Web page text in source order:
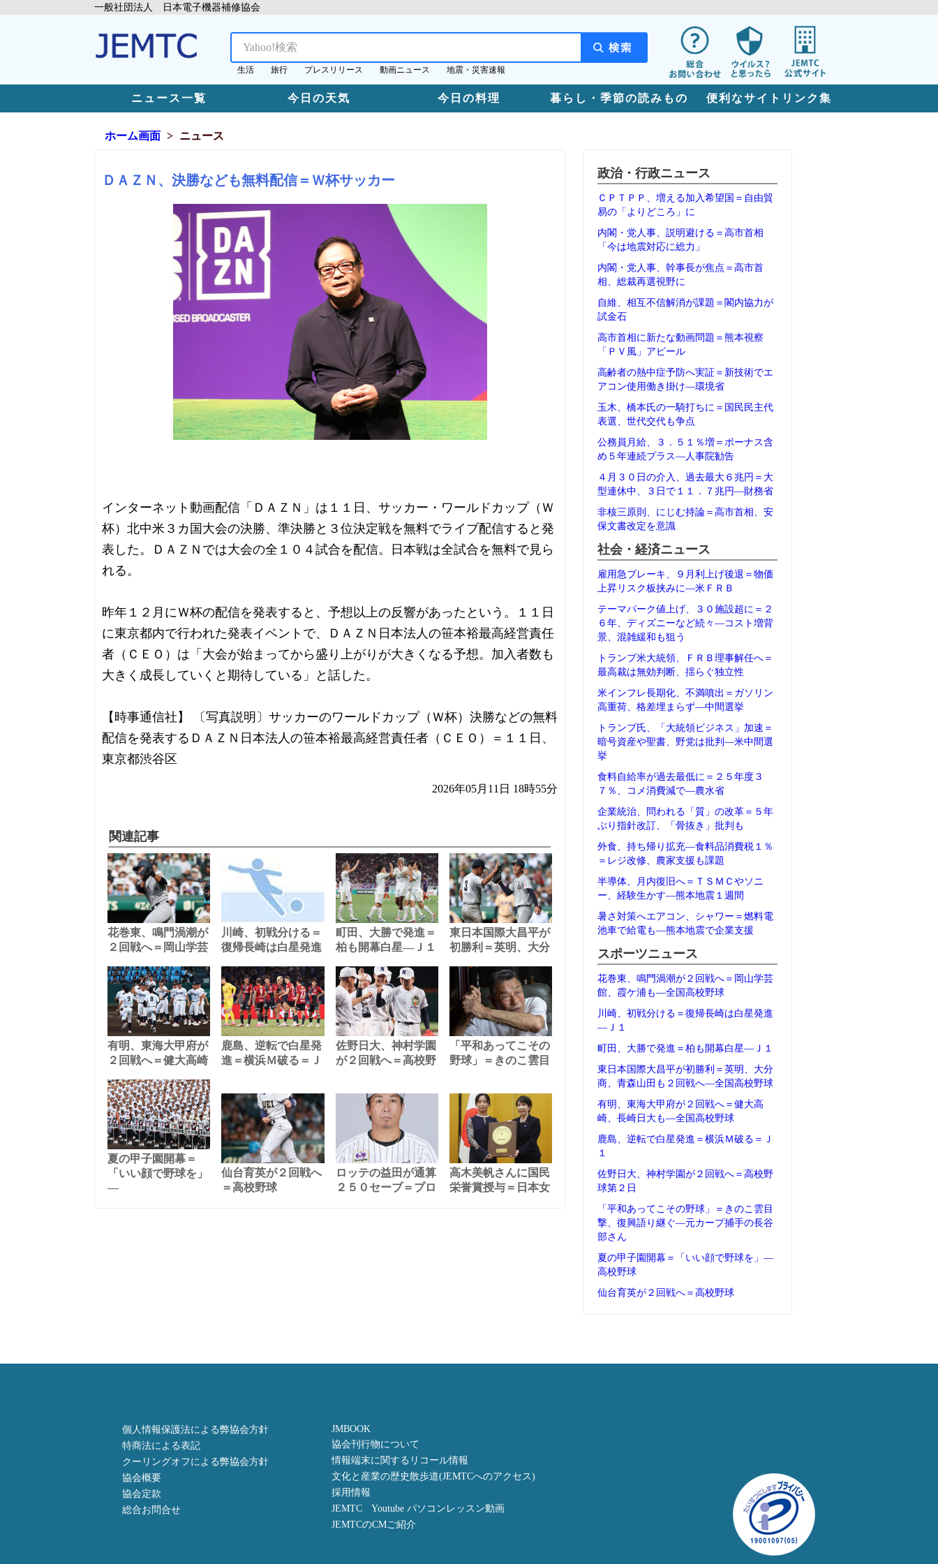
一般社団法人 日本電子機器補修協会
生活 旅行 プレスリリース 動画ニュース 地震・災害速報
ニュース一覧 今日の天気 今日の料理 暮らし・季節の読みもの 便利なサイトリンク集
ホーム画面 ニュース
ＤＡＺＮ、決勝なども無料配信＝Ｗ杯サッカー
インターネット動画配信「ＤＡＺＮ」は１１日、サッカー・ワールドカップ（Ｗ
杯）北中米３カ国大会の決勝、準決勝と３位決定戦を無料でライブ配信すると発
表した。ＤＡＺＮでは大会の全１０４試合を配信。日本戦は全試合を無料で見ら
れる。
昨年１２月にＷ杯の配信を発表すると、予想以上の反響があったという。１１日
に東京都内で行われた発表イベントで、ＤＡＺＮ日本法人の笹本裕最高経営責任
者（ＣＥＯ）は「大会が始まってから盛り上がりが大きくなる予想。加入者数も
大きく成長していくと期待している」と話した。
【時事通信社】 〔写真説明〕サッカーのワールドカップ（Ｗ杯）決勝などの無料
配信を発表するＤＡＺＮ日本法人の笹本裕最高経営責任者（ＣＥＯ）＝１１日、
東京都渋谷区
2026年05月11日 18時55分
関連記事
花巻東、鳴門渦潮が
２回戦へ＝岡山学芸
川崎、初戦分ける＝
復帰長崎は白星発進
町田、大勝で発進＝
柏も開幕白星―Ｊ１
東日本国際大昌平が
初勝利＝英明、大分
有明、東海大甲府が
２回戦へ＝健大高崎
鹿島、逆転で白星発
進＝横浜Ｍ破る＝Ｊ
佐野日大、神村学園
が２回戦へ＝高校野
「平和あってこその
野球」＝きのこ雲目
夏の甲子園開幕＝
「いい顔で野球を」
―
仙台育英が２回戦へ
＝高校野球
ロッテの益田が通算
２５０セーブ＝プロ
高木美帆さんに国民
栄誉賞授与＝日本女
政治・行政ニュース
ＣＰＴＰＰ、増える加入希望国＝自由貿
易の「よりどころ」に
内閣・党人事、説明避ける＝高市首相
「今は地震対応に総力」
内閣・党人事、幹事長が焦点＝高市首
相、総裁再選視野に
自維、相互不信解消が課題＝閣内協力が
試金石
高市首相に新たな動画問題＝熊本視察
「ＰＶ風」アピール
高齢者の熱中症予防へ実証＝新技術でエ
アコン使用働き掛け―環境省
玉木、橋本氏の一騎打ちに＝国民民主代
表選、世代交代も争点
公務員月給、３．５１％増＝ボーナス含
め５年連続プラス―人事院勧告
４月３０日の介入、過去最大６兆円＝大
型連休中、３日で１１．７兆円―財務省
非核三原則、にじむ持論＝高市首相、安
保文書改定を意識
社会・経済ニュース
雇用急ブレーキ、９月利上げ後退＝物価
上昇リスク板挟みに―米ＦＲＢ
テーマパーク値上げ、３０施設超に＝２
６年、ディズニーなど続々―コスト増背
景、混雑緩和も狙う
トランプ米大統領、ＦＲＢ理事解任へ＝
最高裁は無効判断、揺らぐ独立性
米インフレ長期化、不満噴出＝ガソリン
高重荷、格差埋まらず―中間選挙
トランプ氏、「大統領ビジネス」加速＝
暗号資産や聖書、野党は批判―米中間選
挙
食料自給率が過去最低に＝２５年度３
７％、コメ消費減で―農水省
企業統治、問われる「質」の改革＝５年
ぶり指針改訂、「骨抜き」批判も
外食、持ち帰り拡充―食料品消費税１％
＝レジ改修、農家支援も課題
半導体、月内復旧へ＝ＴＳＭＣやソニ
ー、経験生かす―熊本地震１週間
暑さ対策へエアコン、シャワー＝燃料電
池車で給電も―熊本地震で企業支援
スポーツニュース
花巻東、鳴門渦潮が２回戦へ＝岡山学芸
館、霞ケ浦も―全国高校野球
川崎、初戦分ける＝復帰長崎は白星発進
―Ｊ１
町田、大勝で発進＝柏も開幕白星―Ｊ１
東日本国際大昌平が初勝利＝英明、大分
商、青森山田も２回戦へ―全国高校野球
有明、東海大甲府が２回戦へ＝健大高
崎、長崎日大も―全国高校野球
鹿島、逆転で白星発進＝横浜Ｍ破る＝Ｊ
１
佐野日大、神村学園が２回戦へ＝高校野
球第２日
「平和あってこその野球」＝きのこ雲目
撃、復興語り継ぐ―元カープ捕手の長谷
部さん
夏の甲子園開幕＝「いい顔で野球を」―
高校野球
仙台育英が２回戦へ＝高校野球
個人情報保護法による弊協会方針
特商法による表記
クーリングオフによる弊協会方針
協会概要
協会定款
総合お問合せ
JMBOOK
協会刊行物について
情報端末に関するリコール情報
文化と産業の歴史散歩道(JEMTCへのアクセス)
採用情報
JEMTC Youtube パソコンレッスン動画
JEMTCのCMご紹介